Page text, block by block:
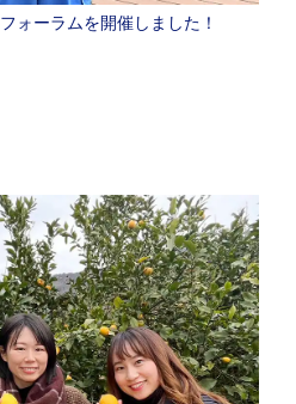
ォーラムを開催しました！